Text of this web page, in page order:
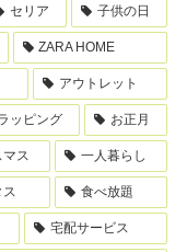
セリア 子供の日
ZARA HOME
アウトレット
ッピング お正月
マス 一人暮らし
ス 食べ放題
宅配サービス